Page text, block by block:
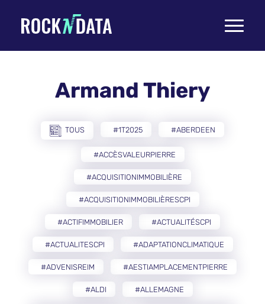
Toggle
Armand Thiery
TOUS #1T2025 #ABERDEEN
#ACCÈSVALEURPIERRE
#ACQUISITIONIMMOBILIÈRE
#ACQUISITIONIMMOBILIÈRESCPI
#ACTIFIMMOBILIER #ACTUALITÉSCPI
#ACTUALITESCPI #ADAPTATIONCLIMATIQUE
#ADVENISREIM #AESTIAMPLACEMENTPIERRE
#ALDI #ALLEMAGNE